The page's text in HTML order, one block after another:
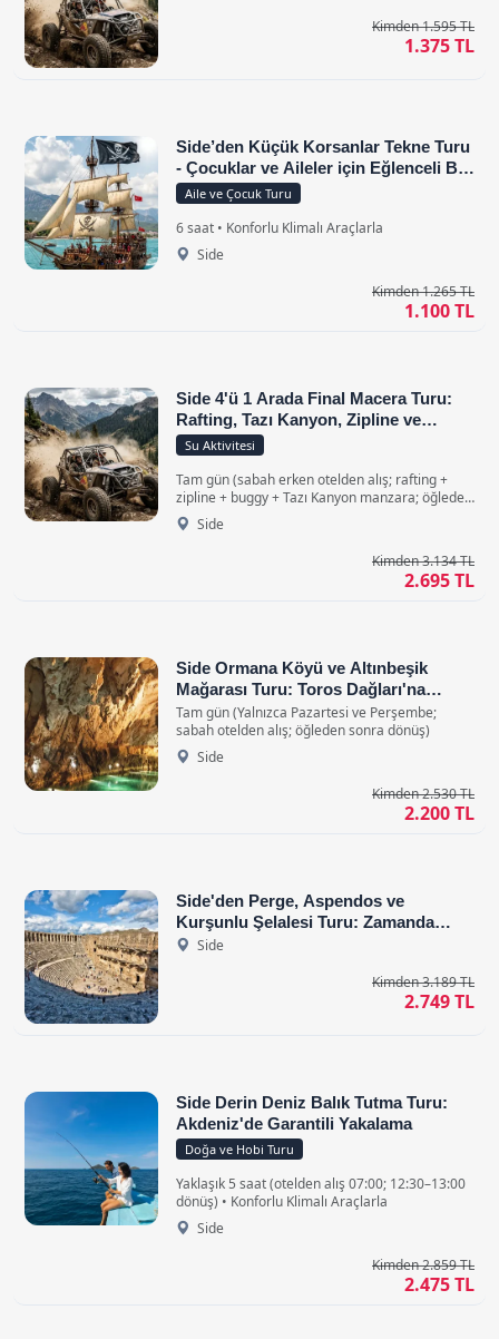
Kimden 1.595 TL
1.375 TL
Side’den Küçük Korsanlar Tekne Turu
- Çocuklar ve Aileler için Eğlenceli Bir
Macera
Aile ve Çocuk Turu
6 saat • Konforlu Klimalı Araçlarla
Side
Kimden 1.265 TL
1.100 TL
Side 4'ü 1 Arada Final Macera Turu:
Rafting, Tazı Kanyon, Zipline ve
Buggy Safari
Su Aktivitesi
Tam gün (sabah erken otelden alış; rafting +
zipline + buggy + Tazı Kanyon manzara; öğleden
sonra geç dönüş) • Klimalı Konforlu Araçlar ile
Side
Kimden 3.134 TL
2.695 TL
Side Ormana Köyü ve Altınbeşik
Mağarası Turu: Toros Dağları'na
Yolculuk
Tam gün (Yalnızca Pazartesi ve Perşembe;
sabah otelden alış; öğleden sonra dönüş)
Side
Kimden 2.530 TL
2.200 TL
Side'den Perge, Aspendos ve
Kurşunlu Şelalesi Turu: Zamanda
Yolculuk
Side
Kimden 3.189 TL
2.749 TL
Side Derin Deniz Balık Tutma Turu:
Akdeniz'de Garantili Yakalama
Doğa ve Hobi Turu
Yaklaşık 5 saat (otelden alış 07:00; 12:30–13:00
dönüş) • Konforlu Klimalı Araçlarla
Side
Kimden 2.859 TL
2.475 TL